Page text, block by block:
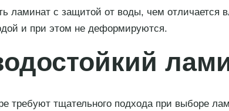
ламинат с защитой от воды, чем отличается
и при этом не деформируются.
требуют тщательного подхода при выборе